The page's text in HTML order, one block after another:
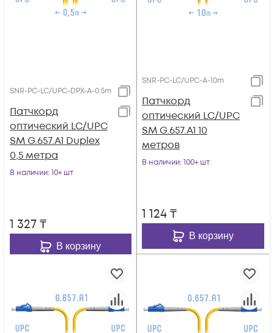
SNR-PC-LC/UPC-DPX-A-0.5m
Патчкорд
оптический LC/UPC
SM G.657.A1 Duplex
0,5 метра
В наличии: 10+ шт
1 327₸
В корзину
SNR-PC-LC/UPC-A-10m
Патчкорд
оптический LC/UPC
SM G.657.A1 10
метров
В наличии: 100+ шт
1 124₸
В корзину